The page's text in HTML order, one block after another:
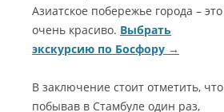
Азиатское побережье города – это
очень красиво. Выбрать
экскурсию по Босфору →
В заключение стоит отметить, что
побывав в Стамбуле один раз,